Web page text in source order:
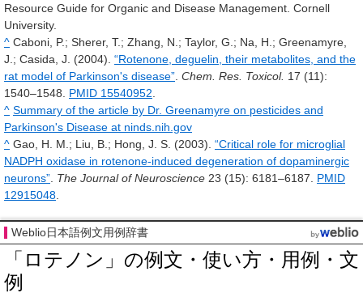
Resource Guide for Organic and Disease Management. Cornell
University.
^ Caboni, P.; Sherer, T.; Zhang, N.; Taylor, G.; Na, H.; Greenamyre,
J.; Casida, J. (2004). “Rotenone, deguelin, their metabolites, and the
rat model of Parkinson's disease” Chem. Res. Toxicol. 17 (11):
1540–1548. PMID 15540952
^ Summary of the article by Dr. Greenamyre on pesticides and
Parkinson's Disease at ninds.nih.gov
^ Gao, H. M.; Liu, B.; Hong, J. S. (2003). “Critical role for microglial
NADPH oxidase in rotenone-induced degeneration of dopaminergic
neurons” The Journal of Neuroscience 23 (15): 6181–6187. PMID
12915048
Weblio日本語例文用例辞書
「ロテノン」の例文・使い方・用例・文
例